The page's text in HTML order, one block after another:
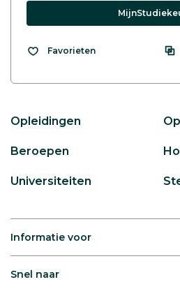
Favorieten
Opleidingen
Beroepen
Universiteiten
Informatie voor
Snel naar